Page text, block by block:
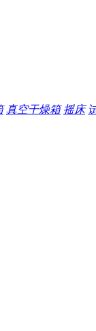
真空干燥箱 摇床